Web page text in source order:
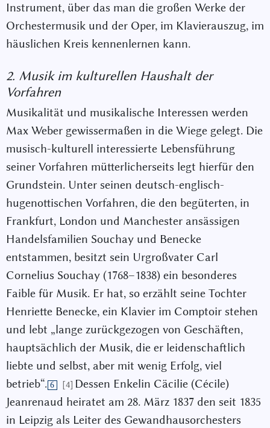
Instrument, über das man die großen Werke der
Orchestermusik und der Oper, im Klavierauszug, im
häuslichen Kreis kennenlernen kann.
2. Musik im kulturellen Haushalt der
Vorfahren
Musikalität und musikalische Interessen werden
Max Weber gewissermaßen in die Wiege gelegt. Die
musisch-kulturell interessierte Lebensführung
seiner Vorfahren mütterlicherseits legt hierfür den
Grundstein. Unter seinen deutsch-englisch-
hugenottischen Vorfahren, die den begüterten, in
Frankfurt, London und Manchester ansässigen
Handelsfamilien Souchay und Benecke
entstammen, besitzt sein Urgroßvater Carl
Cornelius Souchay (1768–1838) ein besonderes
Faible für Musik. Er hat, so erzählt seine Tochter
Henriette Benecke, ein Klavier im Comptoir stehen
und lebt „lange zurückgezogen von Geschäften,
hauptsächlich der Musik, die er leidenschaftlich
liebte und selbst, aber mit wenig Erfolg, viel
betrieb“. 6 [4] Dessen Enkelin Cäcilie (Cécile)
Jeanrenaud heiratet am 28. März 1837 den seit 1835
in Leipzig als Leiter des Gewandhausorchesters